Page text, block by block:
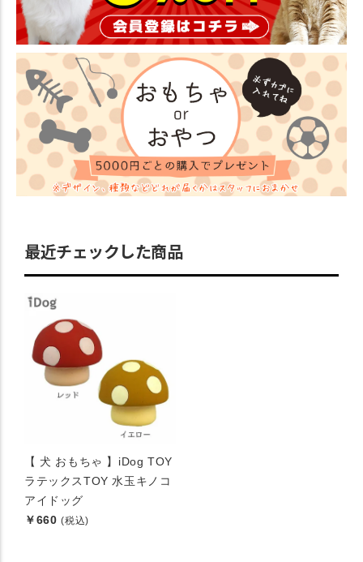
最近チェックした商品
【 犬 おもちゃ 】iDog TOY
ラテックスTOY 水玉キノコ
アイドッグ
￥660 (税込)